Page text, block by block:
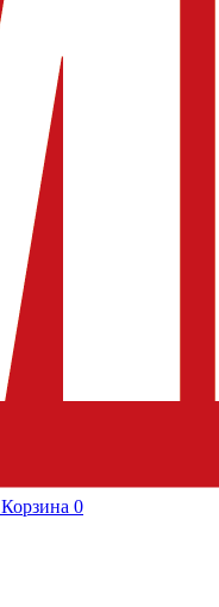
Корзина 0